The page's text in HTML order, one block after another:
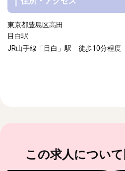
東京都豊島区高田
目白駅
JR山手線「目白」駅 徒歩10分程度
この求人につい